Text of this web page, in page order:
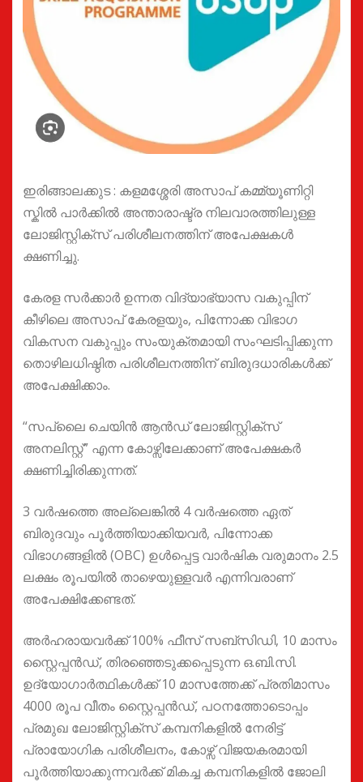
ഇരിങ്ങാലക്കുട : കളമശ്ശേരി അസാപ് കമ്മ്യൂണിറ്റി
സ്കിൽ പാർക്കിൽ അന്താരാഷ്ട്ര നിലവാരത്തിലുള്ള
ലോജിസ്റ്റിക്സ് പരിശീലനത്തിന് അപേക്ഷകൾ
ക്ഷണിച്ചു.
കേരള സർക്കാർ ഉന്നത വിദ്യാഭ്യാസ വകുപ്പിന്
കീഴിലെ അസാപ് കേരളയും, പിന്നോക്ക വിഭാഗ
വികസന വകുപ്പും സംയുക്തമായി സംഘടിപ്പിക്കുന്ന
തൊഴിലധിഷ്ഠിത പരിശീലനത്തിന് ബിരുദധാരികൾക്ക്
അപേക്ഷിക്കാം.
“സപ്ലൈ ചെയിൻ ആൻഡ് ലോജിസ്റ്റിക്സ്
അനലിസ്റ്റ്” എന്ന കോഴ്സിലേക്കാണ് അപേക്ഷകർ
ക്ഷണിച്ചിരിക്കുന്നത്.
3 വർഷത്തെ അല്ലെങ്കിൽ 4 വർഷത്തെ ഏത്
ബിരുദവും പൂർത്തിയാക്കിയവർ, പിന്നോക്ക
വിഭാഗങ്ങളിൽ (OBC) ഉൾപ്പെട്ട വാർഷിക വരുമാനം 2.5
ലക്ഷം രൂപയിൽ താഴെയുള്ളവർ എന്നിവരാണ്
അപേക്ഷിക്കേണ്ടത്.
അർഹരായവർക്ക് 100% ഫീസ് സബ്സിഡി, 10 മാസം
സ്റ്റൈപ്പൻഡ്, തിരഞ്ഞെടുക്കപ്പെടുന്ന ഒ.ബി.സി.
ഉദ്യോഗാർത്ഥികൾക്ക് 10 മാസത്തേക്ക് പ്രതിമാസം
4000 രൂപ വീതം സ്റ്റൈപ്പൻഡ്, പഠനത്തോടൊപ്പം
പ്രമുഖ ലോജിസ്റ്റിക്സ് കമ്പനികളിൽ നേരിട്ട്
പ്രായോഗിക പരിശീലനം, കോഴ്സ് വിജയകരമായി
പൂർത്തിയാക്കുന്നവർക്ക് മികച്ച കമ്പനികളിൽ ജോലി